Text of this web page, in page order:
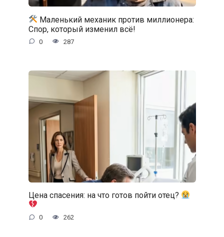
Маленький механик против миллионера:
Спор, который изменил всё!
0 287
Цена спасения: на что готов пойти отец?
0 262